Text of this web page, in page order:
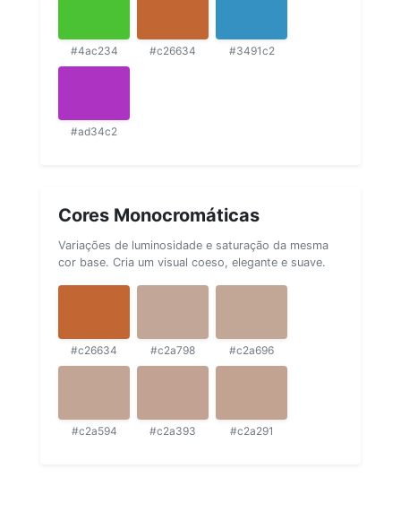
#4ac234 #c26634 #3491c2
#ad34c2
Cores Monocromáticas
Variações de luminosidade e saturação da mesma
cor base. Cria um visual coeso, elegante e suave.
#c26634 #c2a798 #c2a696
#c2a594 #c2a393 #c2a291